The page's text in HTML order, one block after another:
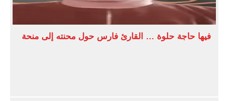
فيها حاجة حلوة … القارئ فارس حول محنته إلى منحة